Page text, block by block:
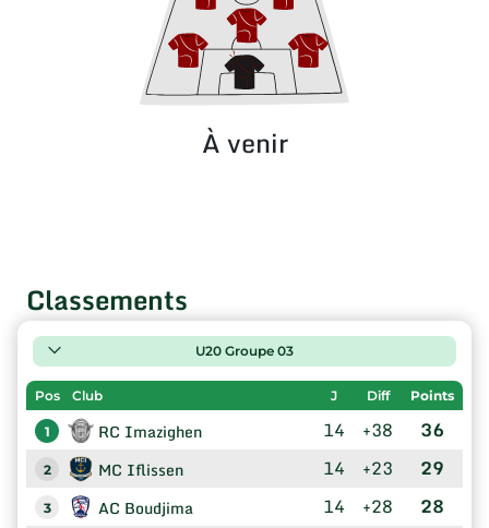
À venir
Classements
U20 Groupe 03
Pos Club J Diff Points
1 RC Imazighen 14 +38 36
2 MC Iflissen 14 +23 29
3 AC Boudjima 14 +28 28